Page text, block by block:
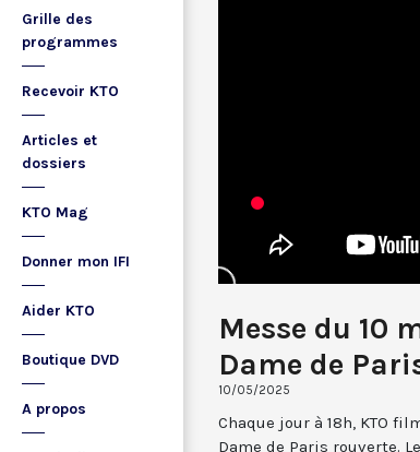
Grille des
programmes
Recevoir KTO
Articles et
dossiers
KTO Mag
Donner mon IFI
Aider KTO
Boutique DVD
A propos
Messe du 10
Dame de
10/05/2025
Chaque jour à 18h, KTO
Dame de Paris rouverte.